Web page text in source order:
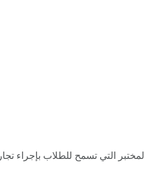
التي تسمح للطلاب بإجراء